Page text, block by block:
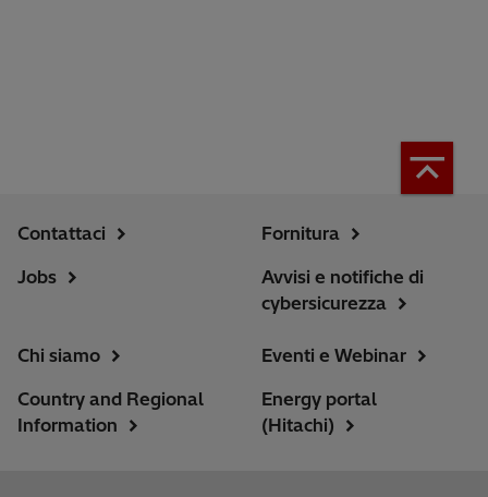
Contattaci
Jobs
Fornitura
Avvisi e notifiche di
cybersicurezza
Chi siamo
Country and Regional
Information
Eventi e Webinar
Energy portal
(Hitachi)